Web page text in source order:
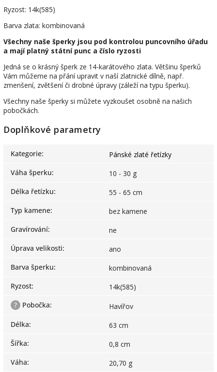
Ryzost: 14k(585)
Barva zlata: kombinovaná
Všechny naše šperky jsou pod kontrolou puncovního úřadu
a mají platný státní punc a číslo ryzosti
Jedná se o krásný šperk ze 14-karátového zlata. Většinu šperků
Vám můžeme na přání upravit v naší zlatnické dílně, např.
zmenšení, zvětšení či drobné úpravy (záleží na typu šperku).
Všechny naše šperky si můžete vyzkoušet osobně na našich
pobočkách.
Doplňkové parametry
Kategorie:
Pánské zlaté řetízky
Váha šperku:
10 - 30 g
Délka řetízku:
55 - 65 cm
Typ kamene:
bez kamene
Gravírování:
ne
Úprava velikosti:
ano
Barva šperku:
kombinovaná
Ryzost:
14k(585)
?
Pobočka:
Havířov
Délka:
63 cm
Šířka:
0,8 cm
Váha:
20,70 g